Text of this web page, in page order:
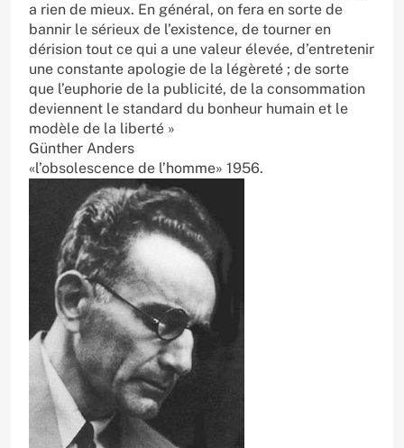
a rien de mieux. En général, on fera en sorte de
bannir le sérieux de l’existence, de tourner en
dérision tout ce qui a une valeur élevée, d’entretenir
une constante apologie de la légèreté ; de sorte
que l’euphorie de la publicité, de la consommation
deviennent le standard du bonheur humain et le
modèle de la liberté »
Günther Anders
«l’obsolescence de l’homme» 1956.